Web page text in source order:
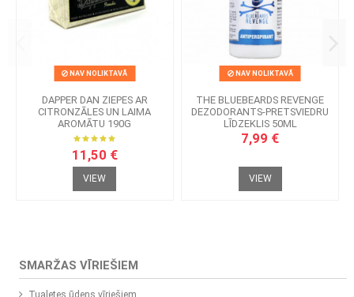
NAV NOLIKTAVĀ
DAPPER DAN ZIEPES AR
CITRONZĀLES UN LAIMA
AROMĀTU 190G
11,50 €
VIEW
NAV NOLIKTAVĀ
THE BLUEBEARDS REVENGE
DEZODORANTS-PRETSVIEDRU
LĪDZEKLIS 50ML
7,99 €
VIEW
SMARŽAS VĪRIEŠIEM
Tualetes ūdens vīriešiem